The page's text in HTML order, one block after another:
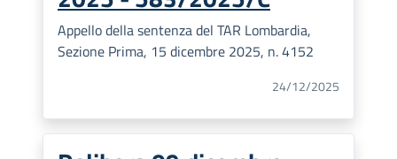
Appello della sentenza del TAR Lombardia,
Sezione Prima, 15 dicembre 2025, n. 4152
24/12/2025